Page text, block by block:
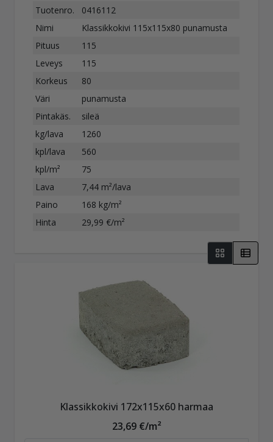
Tuotenro.
0416112
Nimi
Klassikkokivi 115x115x80 punamusta
Pituus
115
Leveys
115
Korkeus
80
Väri
punamusta
Pintakäs.
sileä
kg/lava
1260
kpl/lava
560
kpl/m²
75
Lava
7,44 m²/lava
Paino
168 kg/m²
Hinta
29,99 €/m²
Klassikkokivi 172x115x60 harmaa
23,69 €/m²